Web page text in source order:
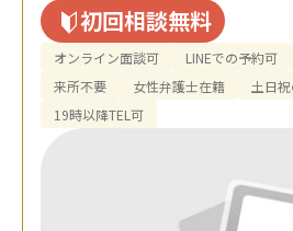
初回相談無料
オンライン面談可 LINEでの予約可
来所不要
女性弁護士在籍
土日
19時以降TEL可